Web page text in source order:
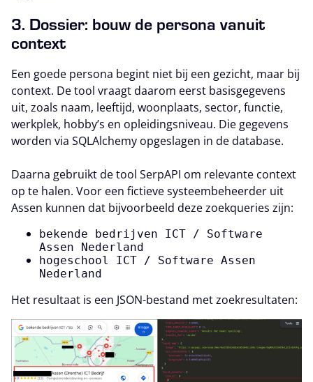
3. Dossier: bouw de persona vanuit
context
Een goede persona begint niet bij een gezicht, maar bij
context. De tool vraagt daarom eerst basisgegevens
uit, zoals naam, leeftijd, woonplaats, sector, functie,
werkplek, hobby’s en opleidingsniveau. Die gegevens
worden via SQLAlchemy opgeslagen in de database.
Daarna gebruikt de tool SerpAPI om relevante context
op te halen. Voor een fictieve systeembeheerder uit
Assen kunnen dat bijvoorbeeld deze zoekqueries zijn:
bekende bedrijven ICT / Software
Assen Nederland
hogeschool ICT / Software Assen
Nederland
Het resultaat is een JSON-bestand met zoekresultaten: